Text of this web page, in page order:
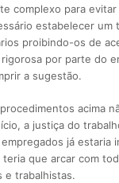
complexo para evitar
estabelecer um
proibindo-os de
por parte do
a sugestão.
acima
a justiça do
já estaria
teria que arcar com
e trabalhistas.